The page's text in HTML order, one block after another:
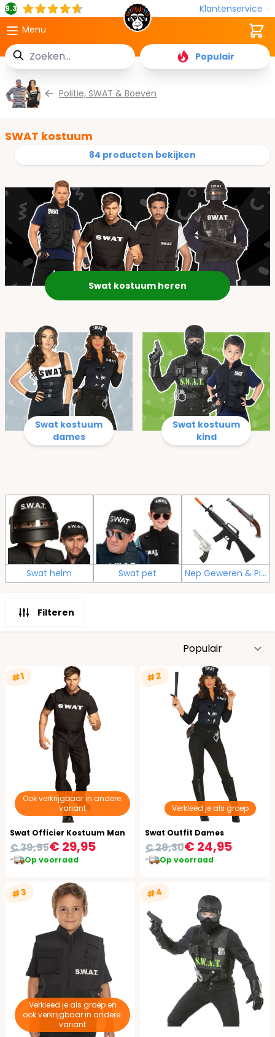
9.3
Klantenservice
Menu
Zoek
Populair
Cart
Politie, SWAT & Boeven
SWAT kostuum
84 producten bekijken
Swat kostuum heren
Swat kostuum
dames
Swat kostuum
kind
Swat helm Swat pet Nep Geweren & Pistolen
Filteren
#1
Ook verkrijgbaar in andere:
variant
Swat Officier Kostuum Man
€ 29,95
€ 39,95
Op voorraad
#2
Verkleed je als groep
Swat Outfit Dames
€ 24,95
€ 28,30
Op voorraad
#3
Verkleed je als groep en
ook verkrijgbaar in andere:
variant
#4